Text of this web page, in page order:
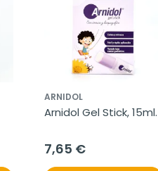
ARNIDOL
Arnidol Gel Stick, 15ml.
7,65 €